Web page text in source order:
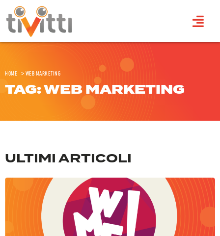
Home >web marketing
TAG: WEB MARKETING
ULTIMI ARTICOLI